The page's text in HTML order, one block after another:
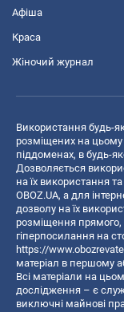
Афіша
Краса
Жіночий журнал
Використання будь-
розміщених на цьому
піддоменах, в будь-
Дозволяється
на їх використання
OBOZ.UA, а для
дозволу на їх
розміщення прямого,
гіперпосилання на
https://
матеріал в першому
Всі матеріали на
дослідження – є
виключні майнові